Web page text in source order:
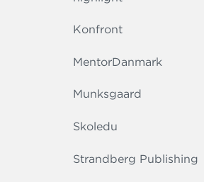
Konfront
MentorDanmark
Munksgaard
Skoledu
Strandberg Publishing